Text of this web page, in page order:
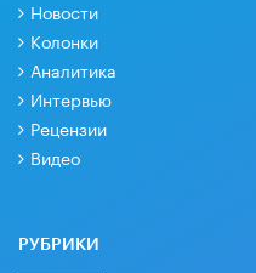
Новости
Колонки
Аналитика
Интервью
Рецензии
Видео
РУБРИКИ